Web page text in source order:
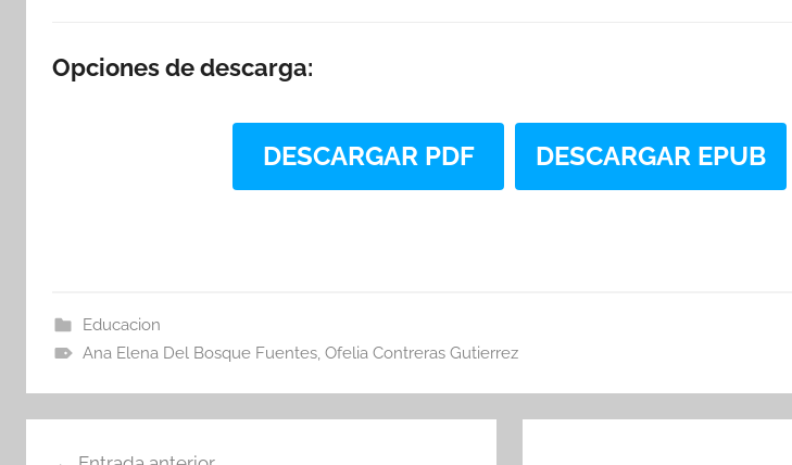
Opciones de descarga:
DESCARGAR PDF DESCARGAR EPUB
Educacion
Ana Elena Del Bosque Fuentes, Ofelia Contreras Gutierrez